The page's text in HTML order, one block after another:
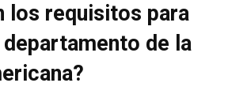
los requisitos para
de la